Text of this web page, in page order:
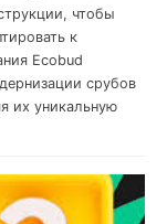
чтобы
к
Ecobud
срубов
их уникальную